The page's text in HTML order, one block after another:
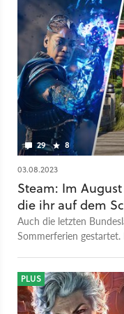
29 8
03.08.2023
Steam: Im
die ihr auf dem
Auch die letzten
Sommerferien
PLUS